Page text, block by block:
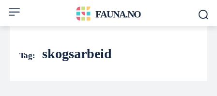
FAUNA.NO
Tag: skogsarbeid